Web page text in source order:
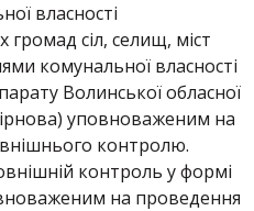
власності
громад сіл, селищ, міст
комунальної власності
Волинської обласної
уповноваженим на
контролю.
контроль у формі
на проведення